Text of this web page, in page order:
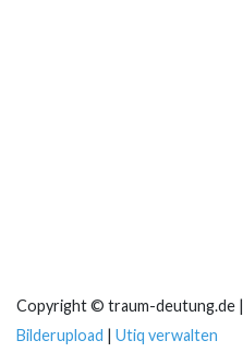
Copyright © traum-deutung.de |
Bilderupload | Utiq verwalten